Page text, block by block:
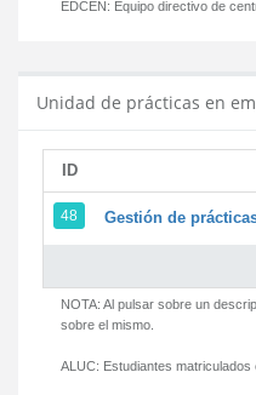
EDCEN: Equipo directivo de
Unidad de prácticas en
ID
48 Gestión de
NOTA: Al pulsar sobre un
sobre el mismo.
ALUC: Estudiantes